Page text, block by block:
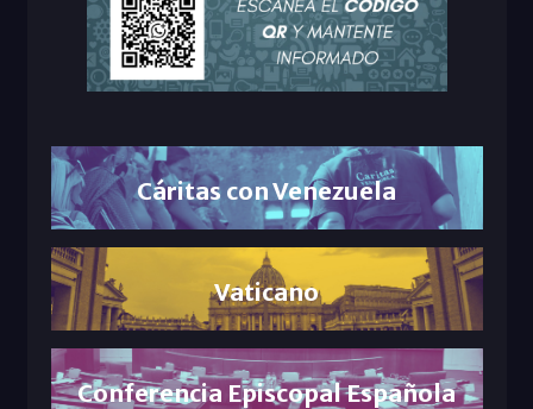
Cáritas con Venezuela
Vaticano
Conferencia Episcopal Española